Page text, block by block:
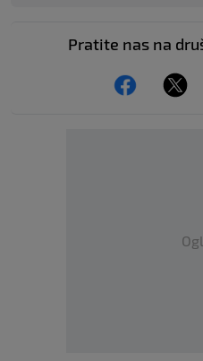
Pratite nas na